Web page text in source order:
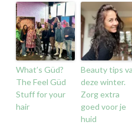
What’s Güd?
The Feel Güd
Stuff for your
hair
Beauty tips
deze winter.
Zorg extra
goed voor je
huid